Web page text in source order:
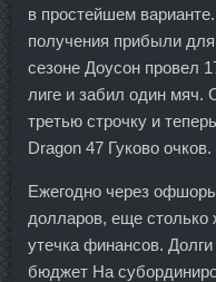
в простейшем
получения прибыли
сезоне Доусон провел
лиге и забил один мяч.
третью строчку и
Dragon 47 Гуково очков.
Ежегодно через
долларов, еще столько
утечка финансов.
бюджет На